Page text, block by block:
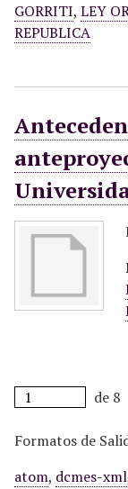
GORRITI, LEY
REPUBLICA
de 8
Formatos de
atom, dcmes-xml